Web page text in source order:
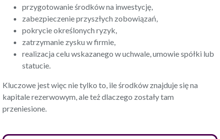
przygotowanie środków na inwestycję,
zabezpieczenie przyszłych zobowiązań,
pokrycie określonych ryzyk,
zatrzymanie zysku w firmie,
realizacja celu wskazanego w uchwale, umowie spółki lub
statucie.
Kluczowe jest więc nie tylko to, ile środków znajduje się na
kapitale rezerwowym, ale też dlaczego zostały tam
przeniesione.